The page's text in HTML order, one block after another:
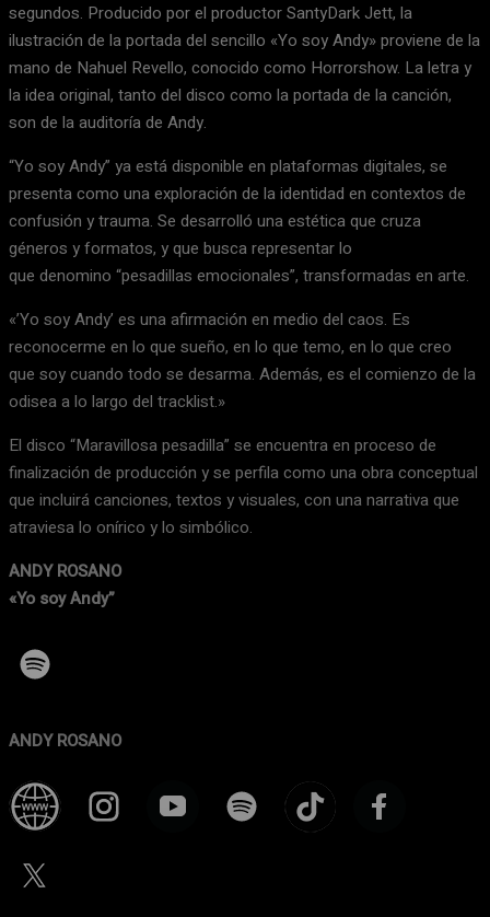
segundos. Producido por el productor SantyDark Jett, la
ilustración de la portada del sencillo «Yo soy Andy» proviene de la
mano de Nahuel Revello, conocido como Horrorshow. La letra y
la idea original, tanto del disco como la portada de la canción,
son de la auditoría de Andy.
“Yo soy Andy” ya está disponible en plataformas digitales, se
presenta como una exploración de la identidad en contextos de
confusión y trauma. Se desarrolló una estética que cruza
géneros y formatos, y que busca representar lo
que denomino “pesadillas emocionales”, transformadas en arte.
«’Yo soy Andy’ es una afirmación en medio del caos. Es
reconocerme en lo que sueño, en lo que temo, en lo que creo
que soy cuando todo se desarma. Además, es el comienzo de la
odisea a lo largo del tracklist.»
El disco “Maravillosa pesadilla” se encuentra en proceso de
finalización de producción y se perfila como una obra conceptual
que incluirá canciones, textos y visuales, con una narrativa que
atraviesa lo onírico y lo simbólico.
ANDY ROSANO
«Yo soy Andy”
ANDY ROSANO